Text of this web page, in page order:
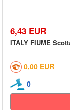
6,43 EUR
ITALY FIUME
0,00 EUR
0